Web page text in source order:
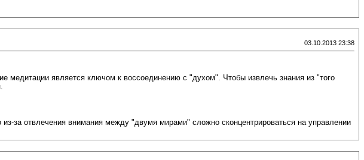
03.10.2013 23:38
является ключом к воссоединению с "духом". Чтобы извлечь знания из "того
за отвлечения внимания между "двумя мирами" сложно сконцентрироваться на управлении